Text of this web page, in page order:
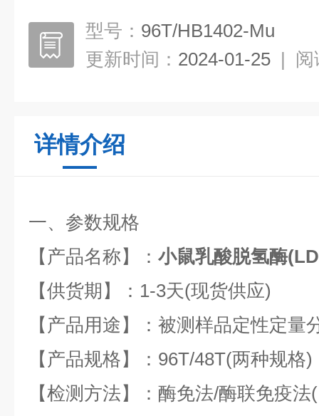
型号： 96T/HB1402-Mu
更新时间： 2024-01-25 | 阅
详情介绍
一、参数规格
【产品名称】： 小鼠乳酸脱氢酶
【供货期】： 1-3天(现货供应)
【产品用途】：被测样品定性定量
【产品规格】： 96T/48T(两种规格)
【检测方法】：酶免法/酶联免疫法